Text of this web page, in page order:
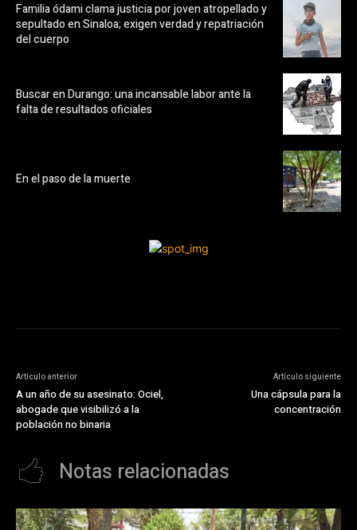
Familia ódami clama justicia por joven atropellado y
sepultado en Sinaloa; exigen verdad y repatriación
del cuerpo
Buscar en Durango: una incansable labor ante la
falta de resultados oficiales
En el paso de la muerte
Artículo anterior
A un año de su asesinato: Ociel,
abogade que visibilizó a la
población no binaria
Artículo siguiente
Una cápsula para la
concentración
Notas relacionadas